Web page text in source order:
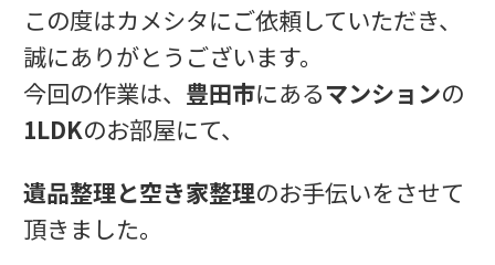
この度はカメシタにご依頼していただき、
誠にありがとうございます。
今回の作業は、 豊田市にあるマンションの
1LDKのお部屋にて、
遺品整理と空き家整理のお手伝いをさせて
頂きました。